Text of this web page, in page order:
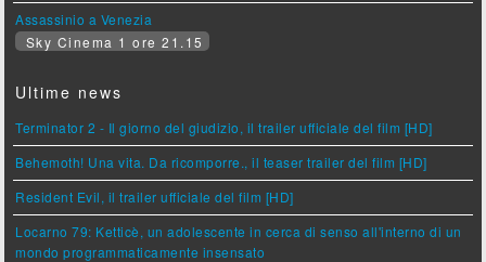
Assassinio a Venezia
Sky Cinema 1 ore 21.15
Ultime news
Terminator 2 - Il giorno del giudizio, il trailer ufficiale del film [HD]
Behemoth! Una vita. Da ricomporre., il teaser trailer del film [HD]
Resident Evil, il trailer ufficiale del film [HD]
Locarno 79: Ketticè, un adolescente in cerca di senso all'interno di un
mondo programmaticamente insensato